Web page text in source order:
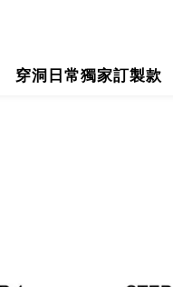
穿洞日常獨家訂製款
貨